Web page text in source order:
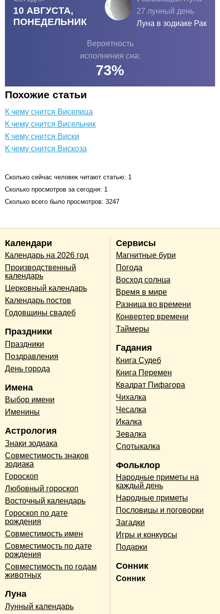
10 АВГУСТА,
ПОНЕДЕЛЬНИК
27 лунный день
Луна в зодиаке Рак
Вероятность
исполнения сна:
73%
Похожие статьи
К чему снится Виселица
К чему снится Висельник
К чему снится Виски
К чему снится Вискоза
Сколько сейчас человек читают статью: 1
Сколько просмотров за сегодня: 1
Сколько всего было просмотров: 3247
Календари
Календарь на 2026 год
Производственный
календарь
Церковный календарь
Календарь постов
Годовщины свадеб
Праздники
Праздники
Поздравления
День города
Имена
Выбор имени
Именины
Астрология
Знаки зодиака
Совместимость знаков
зодиака
Гороскоп
Любовный гороскоп
Восточный календарь
Гороскоп по дате
рождения
Совместимость имен
Совместимость по дате
рождения
Совместимость по годам
животных
Луна
Лунный календарь
Сервисы
Магнитные бури
Погода
Восход солнца
Время в мире
Разница во времени
Конвертер времени
Таймеры
Гадания
Книга Судеб
Книга Перемен
Квадрат Пифагора
Чихалка
Чесалка
Икалка
Зевалка
Спотыкалка
Фольклор
Народные приметы на
каждый день
Народные приметы
Пословицы и поговорки
Загадки
Игры и конкурсы
Подарки
Сонник
Сонник